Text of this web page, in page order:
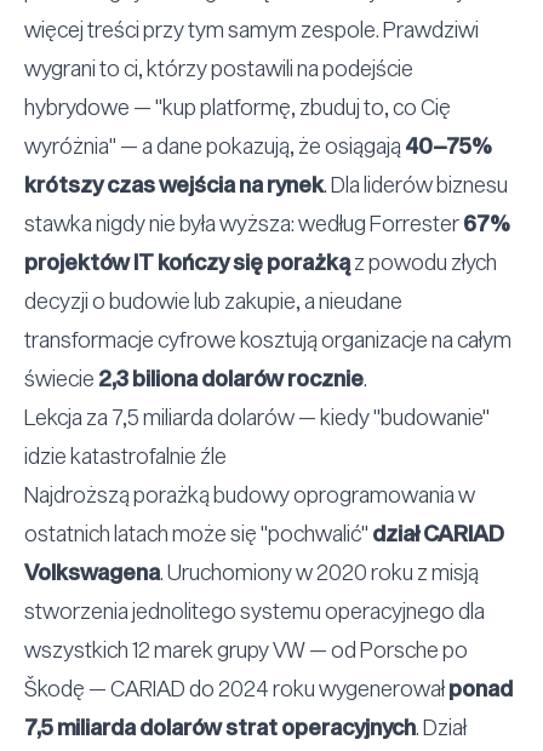
więcej treści przy tym samym zespole. Prawdziwi
wygrani to ci, którzy postawili na podejście
hybrydowe —"kup platformę, zbuduj to, co Cię
wyróżnia" — a dane pokazują, że osiągają 40–75%
krótszy czas wejścia na rynek. Dla liderów biznesu
stawka nigdy nie była wyższa: według Forrester67%
projektów IT kończy się porażkąz powodu złych
decyzji o budowie lub zakupie, a nieudane
transformacje cyfrowe kosztują organizacje na całym
świecie 2,3 biliona dolarów rocznie.
Lekcja za 7,5 miliarda dolarów — kiedy"budowanie"
idzie katastrofalnie źle
Najdroższą porażką budowy oprogramowania w
ostatnich latach może się"pochwalić" dział CARIAD
Volkswagena. Uruchomiony w 2020 roku z misją
stworzenia jednolitego systemu operacyjnego dla
wszystkich 12 marek grupy VW — od Porsche po
Škodę — CARIAD do 2024 roku wygenerowałponad
7,5 miliarda dolarów strat operacyjnych. Dział